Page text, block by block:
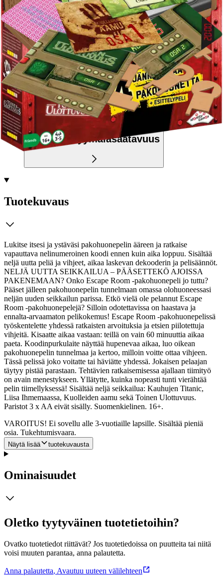
Siirry valitsemaan myymälä
Ilmainen toimitus yli 100 €:n tilauksille
Postin pakettiautomaattiin tai
palvelupisteeseen!
Etu ei koske Suuri‑lisäpalvelulla toimitettavia tuotteita.
Tarkista myymäläsaatavuus
Tuotekuvaus
Lukitse itsesi ja ystäväsi pakohuonepelin ääreen ja ratkaise
vapauttava nelinumeroinen koodi ennen kuin aika loppuu. Sisältää
neljä uutta peliä ja vihjeet, aikaa laskevan dekooderin ja pelisäännöt.
NELJÄ UUTTA SEIKKAILUA – PÄÄSETTEKÖ AJOISSA
PAKENEMAAN? Onko Escape Room -pakohuonepeli jo tuttu?
Pääset jälleen pakohuonepelin tunnelmaan omassa olohuoneessasi
neljän uuden seikkailun parissa. Etkö vielä ole pelannut Escape
Room -pakohuonepelejä? Silloin odotettavissa on haastava ja
ennalta-arvaamaton pelikokemus! Escape Room -pakohuonepelissä
työskentelette yhdessä ratkaisten arvoituksia ja etsien piilotettuja
vihjeitä. Kisaatte aikaa vastaan: teillä on vain 60 minuuttia aikaa
paeta. Koodinpurkulaite näyttää hupenevaa aikaa, luo oikean
pakohuonepelin tunnelmaa ja kertoo, milloin voitte ottaa vihjeen.
Tässä pelissä joko voitatte tai häviätte yhdessä. Jokaisen pelaajan
täytyy pistää parastaan. Tehtävien ratkaisemisessa ajallaan tiimityö
on avain menestykseen. Yllätytte, kuinka nopeasti tunti vierähtää
pelin tiimellyksessä! Sisältää neljä seikkailua: Kauhujen Titanic,
Liisa Ihmemaassa, Kuolleiden aamu sekä Toinen Ulottuvuus.
Paristot 3 x AA eivät sisälly. Suomenkielinen. 16+.
VAROITUS! Ei sovellu alle 3-vuotiaille lapsille. Sisältää pieniä
osia. Tukehtumisvaara.
Näytä lisää tuotekuvausta
Ominaisuudet
Oletko tyytyväinen tuotetietoihin?
Ovatko tuotetiedot riittävät? Jos tuotetiedoissa on puutteita tai niitä
voisi muuten parantaa, anna palautetta.
Anna palautetta, Avautuu uuteen välilehteen